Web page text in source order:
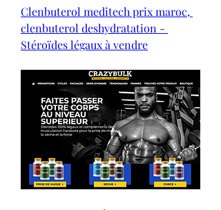
Clenbuterol meditech prix maroc,
clenbuterol deshydratation -
Stéroïdes légaux à vendre